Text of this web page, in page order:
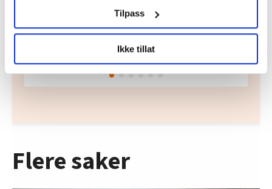
samtykke fra erklæringen om informasjonskapsler.
LO Medias publikasjoner frifagbevegelse.no, hk-nytt.no
og fontene.no bruker informasjonskapsler (cookies) for å
lære hvordan våre nettsider blir brukt slik at vi tilby
relevant innhold, tilpassede annonser og utarbeide
nettstedet med LO Medias egne samarbeidspartnere
oversikten lengre ned på denne siden.
Tilpass
Ikke tillat
Regionleder Region Indre Øst
Fellesforbundet
Flere saker